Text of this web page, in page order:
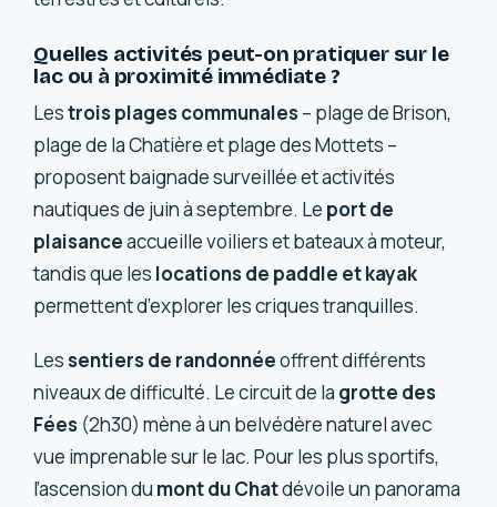
Quelles activités peut-on pratiquer sur le
lac ou à proximité immédiate ?
Lestrois plages communales – plage de Brison,
plage de la Chatière et plage des Mottets –
proposent baignade surveillée et activités
nautiques de juin à septembre. Le port de
plaisanceaccueille voiliers et bateaux à moteur,
tandis que les locations de paddle et kayak
permettent d’explorer les criques tranquilles.
Les sentiers de randonnéeoffrent différents
niveaux de difficulté. Le circuit de la grotte des
Fées (2h30) mène à un belvédère naturel avec
vue imprenable sur le lac. Pour les plus sportifs,
l’ascension du mont du Chatdévoile un panorama